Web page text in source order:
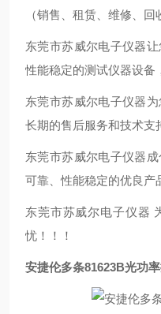
（销售、租赁、维修、回
东莞市苏威尔电子仪器
性能稳定的测试仪器设备
东莞市苏威尔电子仪器
长期的售后服务和技术支
东莞市苏威尔电子仪器
可靠、性能稳定的优良产
东莞市苏威尔电子仪器
忧！！！
安捷伦多条81623B光功